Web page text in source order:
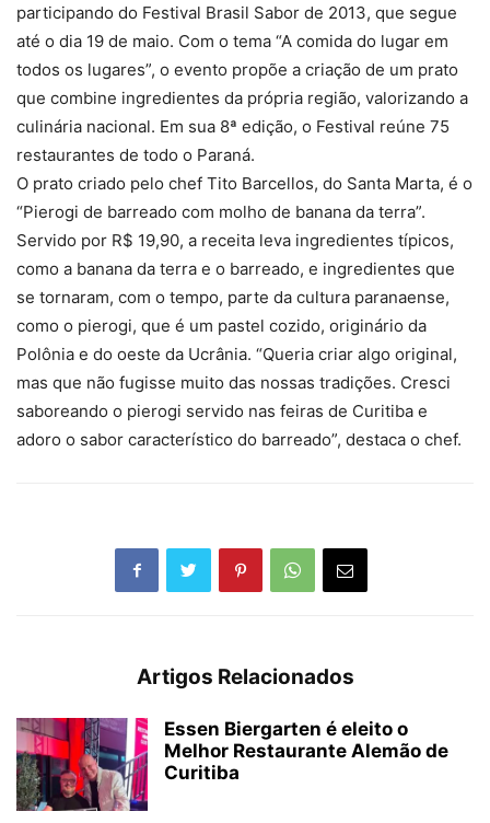
participando do Festival Brasil Sabor de 2013, que segue
até o dia 19 de maio. Com o tema “A comida do lugar em
todos os lugares”, o evento propõe a criação de um prato
que combine ingredientes da própria região, valorizando a
culinária nacional. Em sua 8ª edição, o Festival reúne 75
restaurantes de todo o Paraná.
O prato criado pelo chef Tito Barcellos, do Santa Marta, é o
“Pierogi de barreado com molho de banana da terra”.
Servido por R$ 19,90, a receita leva ingredientes típicos,
como a banana da terra e o barreado, e ingredientes que
se tornaram, com o tempo, parte da cultura paranaense,
como o pierogi, que é um pastel cozido, originário da
Polônia e do oeste da Ucrânia. “Queria criar algo original,
mas que não fugisse muito das nossas tradições. Cresci
saboreando o pierogi servido nas feiras de Curitiba e
adoro o sabor característico do barreado”, destaca o chef.
Artigos Relacionados
Essen Biergarten é eleito o
Melhor Restaurante Alemão de
Curitiba